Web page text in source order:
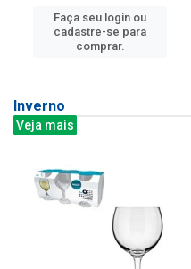
Faça seu login ou
cadastre-se para
comprar.
Inverno
Veja mais